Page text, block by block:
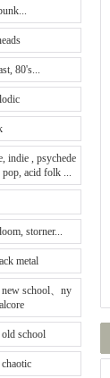
80's...
indie , psychede
acid folk ...
storner...
metal
new school、ny
old school
chaotic